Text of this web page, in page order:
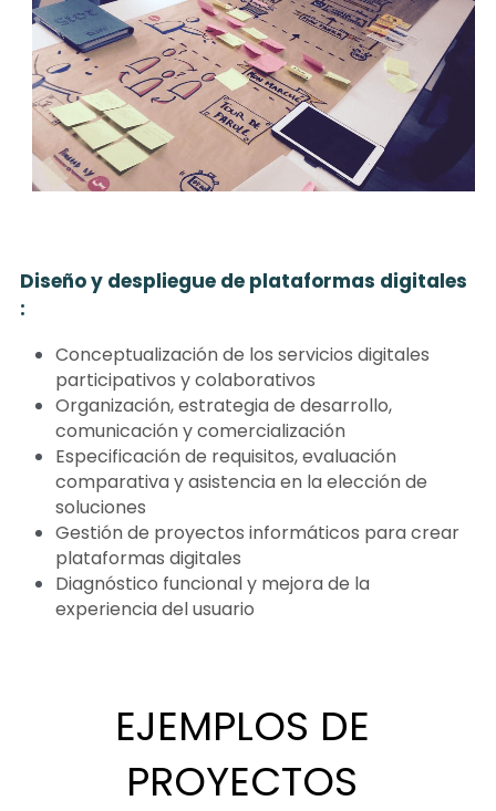
Diseño y despliegue de plataformas digitales
:
Conceptualización de los servicios digitales
participativos y colaborativos
Organización, estrategia de desarrollo,
comunicación y comercialización
Especificación de requisitos, evaluación
comparativa y asistencia en la elección de
soluciones
Gestión de proyectos informáticos para crear
plataformas digitales
Diagnóstico funcional y mejora de la
experiencia del usuario
EJEMPLOS DE
PROYECTOS